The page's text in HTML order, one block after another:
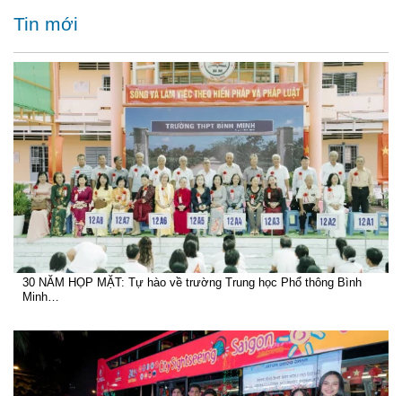
Tin mới
30 NĂM HỌP MẶT: Tự hào về trường Trung học Phổ thông Bình
Minh…